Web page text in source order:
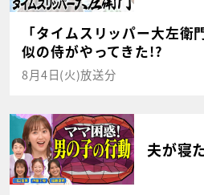
「タイムスリッパー大左衛
似の侍がやってきた!?
8月4日(火)放送分
夫が寝